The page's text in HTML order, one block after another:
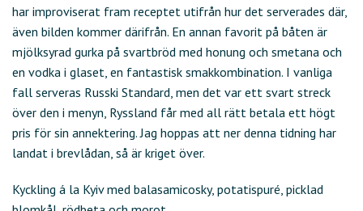
har improviserat fram receptet utifrån hur det serverades där,
även bilden kommer därifrån. En annan favorit på båten är
mjölksyrad gurka på svartbröd med honung och smetana och
en vodka i glaset, en fantastisk smakkombination. I vanliga
fall serveras Russki Standard, men det var ett svart streck
över den i menyn, Ryssland får med all rätt betala ett högt
pris för sin annektering. Jag hoppas att ner denna tidning har
landat i brevlådan, så är kriget över.
Kyckling á la Kyiv med balasamicosky, potatispuré, picklad